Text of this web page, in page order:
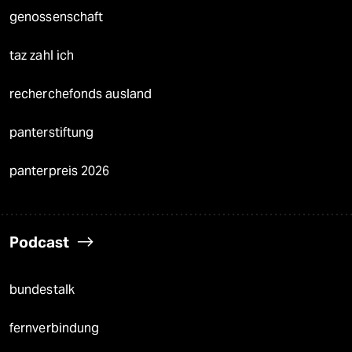
genossenschaft
taz zahl ich
recherchefonds ausland
panterstiftung
panterpreis 2026
Podcast
bundestalk
fernverbindung